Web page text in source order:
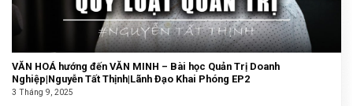
VĂN HOÁ hướng đến VĂN MINH – Bài học Quản Trị Doanh
Nghiệp|Nguyễn Tất Thịnh|Lãnh Đạo Khai Phóng EP2
3 Tháng 9, 2025